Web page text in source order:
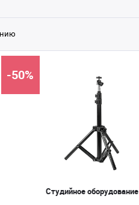
Студийное оборудование
-50%